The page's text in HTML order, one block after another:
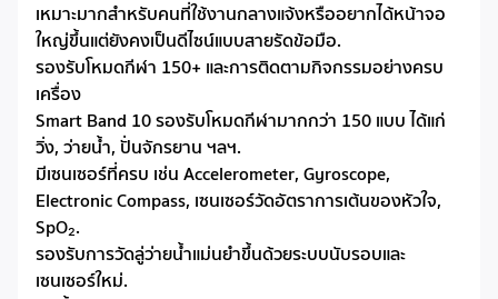
เหมาะมากสำหรับคนที่ใช้งานกลางแจ้งหรืออยากได้หน้าจอ
ใหญ่ขึ้นแต่ยังคงเป็นดีไซน์แบบสายรัดข้อมือ.
รองรับโหมดกีฬา 150+ และการติดตามกิจกรรมอย่างครบ
เครื่อง
Smart Band 10 รองรับโหมดกีฬามากกว่า 150 แบบ ได้แก่
วิ่ง, ว่ายน้ำ, ปั่นจักรยาน ฯลฯ.
มีเซนเซอร์ที่ครบ เช่น Accelerometer, Gyroscope,
Electronic Compass, เซนเซอร์วัดอัตราการเต้นของหัวใจ,
SpO₂.
รองรับการวัดลู่ว่ายน้ำแม่นยำขึ้นด้วยระบบนับรอบและ
เซนเซอร์ใหม่.